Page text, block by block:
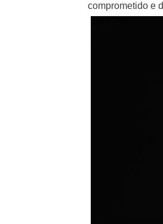
comprometido e